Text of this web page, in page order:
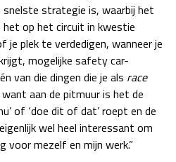
strategie is, waarbij het
op het circuit in kwestie
je plek te verdedigen, wanneer je
mogelijke safety car-
van die dingen die je als race
aan de pitmuur is het de
of ‘doe dit of dat’ roept en de
wel heel interessant om
voor mezelf en mijn werk.”